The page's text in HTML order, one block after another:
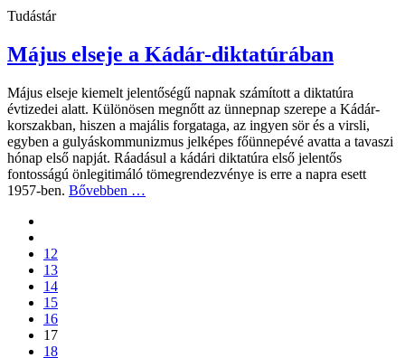
Tudástár
Május elseje a Kádár-diktatúrában
Május elseje kiemelt jelentőségű napnak számított a diktatúra
évtizedei alatt. Különösen megnőtt az ünnepnap szerepe a Kádár-
korszakban, hiszen a majális forgataga, az ingyen sör és a virsli,
egyben a gulyáskommunizmus jelképes főünnepévé avatta a tavaszi
hónap első napját. Ráadásul a kádári diktatúra első jelentős
fontosságú önlegitimáló tömegrendezvénye is erre a napra esett
1957-ben. Bővebben …
12
13
14
15
16
17
18